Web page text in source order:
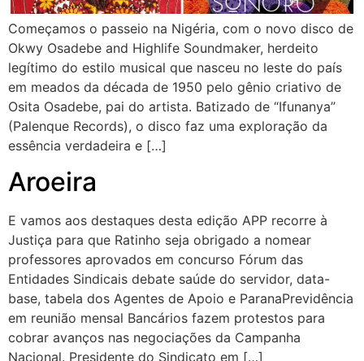
Começamos o passeio na Nigéria, com o novo disco de
Okwy Osadebe and Highlife Soundmaker, herdeito
legítimo do estilo musical que nasceu no leste do país
em meados da década de 1950 pelo gênio criativo de
Osita Osadebe, pai do artista. Batizado de “Ifunanya”
(Palenque Records), o disco faz uma exploração da
essência verdadeira e […]
Aroeira
E vamos aos destaques desta edição APP recorre à
Justiça para que Ratinho seja obrigado a nomear
professores aprovados em concurso Fórum das
Entidades Sindicais debate saúde do servidor, data-
base, tabela dos Agentes de Apoio e ParanaPrevidência
em reunião mensal Bancários fazem protestos para
cobrar avanços nas negociações da Campanha
Nacional. Presidente do Sindicato em […]